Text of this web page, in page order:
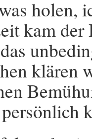
holen,
kam
klären